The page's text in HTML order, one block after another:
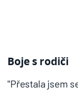
Boje s rodiči
"Přestala jsem